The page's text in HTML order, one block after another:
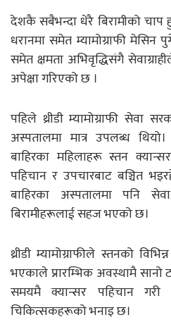
देशकै सबैभन्दा धेरै बिरामीको
धरानमा समेत म्यामोग्राफी
समेत क्षमता अभिवृद्धिसंगै
अपेक्षा गरिएको छ ।
पहिले थ्रीडी म्यामोग्राफी सेवा
अस्पतालमा मात्र उपलब्ध
बाहिरका महिलाहरू स्तन
पहिचान र उपचारबाट बञ्चित
बाहिरका अस्पतालमा पनि
बिरामीहरूलाई सहज भएको छ।
थ्रीडी म्यामोग्राफीले स्तनको
भएकाले प्रारम्भिक अवस्थामै
समयमै क्यान्सर पहिचान गरी
चिकित्सकहरूको भनाइ छ।